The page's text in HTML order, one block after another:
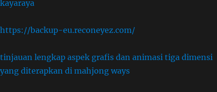
kayaraya
https://backup-eu.reconeyez.com/
tinjauan lengkap aspek grafis dan animasi tiga dimensi
yang diterapkan di mahjong ways